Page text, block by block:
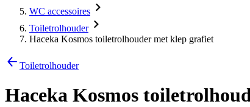
WC accessoires
Toiletrolhouder
Haceka Kosmos toiletrolhouder met klep grafiet
Toiletrolhouder
Haceka Kosmos